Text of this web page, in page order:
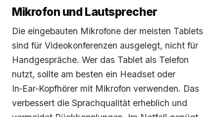
Mikrofon und Lautsprecher
Die eingebauten Mikrofone der meisten Tablets
sind für Videokonferenzen ausgelegt, nicht für
Handgespräche. Wer das Tablet als Telefon
nutzt, sollte am besten ein Headset oder
In‑Ear‑Kopfhörer mit Mikrofon verwenden. Das
verbessert die Sprachqualität erheblich und